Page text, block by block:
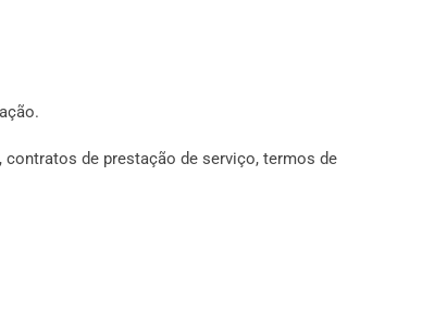
de prestação de serviço, termos de